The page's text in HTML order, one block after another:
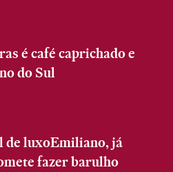
é café caprichado e
do Sul
de luxoEmiliano, já
fazer barulho